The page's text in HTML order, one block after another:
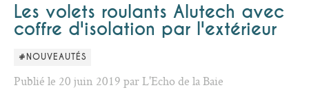
Les volets roulants Alutech avec
coffre d'isolation par l'extérieur
#NOUVEAUTÉS
Publié le 20 juin 2019 par L'Echo de la Baie